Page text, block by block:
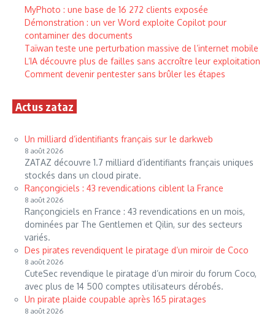
MyPhoto : une base de 16 272 clients exposée
Démonstration : un ver Word exploite Copilot pour
contaminer des documents
Taïwan teste une perturbation massive de l’internet mobile
L’IA découvre plus de failles sans accroître leur exploitation
Comment devenir pentester sans brûler les étapes
Actus zataz
Un milliard d’identifiants français sur le darkweb
8 août 2026
ZATAZ découvre 1.7 milliard d’identifiants français uniques
stockés dans un cloud pirate.
Rançongiciels : 43 revendications ciblent la France
8 août 2026
Rançongiciels en France : 43 revendications en un mois,
dominées par The Gentlemen et Qilin, sur des secteurs
variés.
Des pirates revendiquent le piratage d’un miroir de Coco
8 août 2026
CuteSec revendique le piratage d’un miroir du forum Coco,
avec plus de 14 500 comptes utilisateurs dérobés.
Un pirate plaide coupable après 165 piratages
8 août 2026